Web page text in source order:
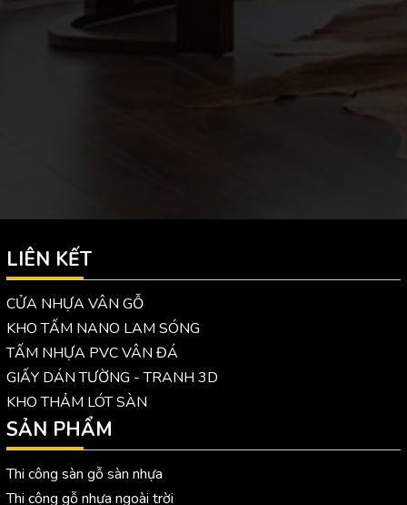
LIÊN KẾT
CỬA NHỰA VÂN GỖ
KHO TẤM NANO LAM SÓNG
TẤM NHỰA PVC VÂN ĐÁ
GIẤY DÁN TƯỜNG - TRANH 3D
KHO THẢM LÓT SÀN
SẢN PHẨM
Thi công sàn gỗ sàn nhựa
Thi công gỗ nhựa ngoài trời